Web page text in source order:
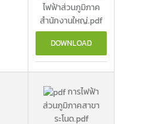
ไฟฟ้าส่วนภูมิภาค
สำนักงานใหญ่.pdf
DOWNLOAD
การไฟฟ้า
ส่วนภูมิภาคสาขา
ระโนด.pdf